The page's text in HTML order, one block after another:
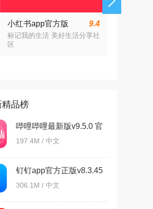
小红书app官方版
v9.19.0 官方安卓版
9.4
标记我的生活 美好生活分享社
区
精品榜
哔哩哔哩最新版v9.5.0 官
197.4M / 中文
钉钉app官方正版v8.3.45
306.1M / 中文